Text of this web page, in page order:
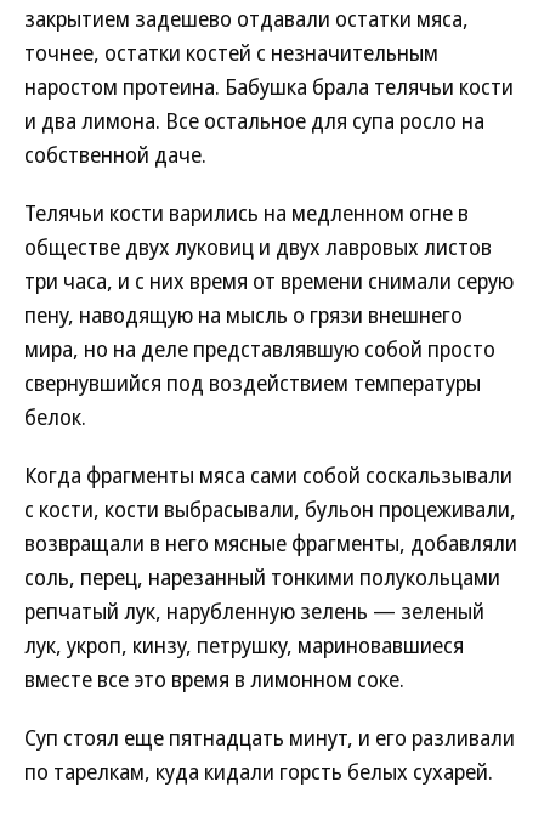
закрытием задешево отдавали остатки мяса,
точнее, остатки костей с незначительным
наростом протеина. Бабушка брала телячьи кости
и два лимона. Все остальное для супа росло на
собственной даче.
Телячьи кости варились на медленном огне в
обществе двух луковиц и двух лавровых листов
три часа, и с них время от времени снимали серую
пену, наводящую на мысль о грязи внешнего
мира, но на деле представлявшую собой просто
свернувшийся под воздействием температуры
белок.
Когда фрагменты мяса сами собой соскальзывали
с кости, кости выбрасывали, бульон процеживали,
возвращали в него мясные фрагменты, добавляли
соль, перец, нарезанный тонкими полукольцами
репчатый лук, нарубленную зелень — зеленый
лук, укроп, кинзу, петрушку, мариновавшиеся
вместе все это время в лимонном соке.
Суп стоял еще пятнадцать минут, и его разливали
по тарелкам, куда кидали горсть белых сухарей.